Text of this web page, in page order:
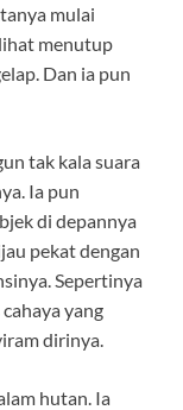
mulai
menutup
Dan ia pun
tak kala suara
Ia pun
di depannya
pekat dengan
Sepertinya
yang
dirinya.
hutan. Ia